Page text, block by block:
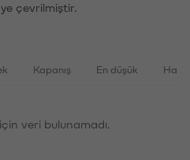
çevrilmiştir.
Kapanış En düşük
veri bulunamadı.